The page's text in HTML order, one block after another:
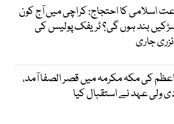
اسلامی کا احتجاج: کراچی میں آج کون
بند ہوں گی؟ ٹریفک پولیس کی
جاری
اعظم کی مکہ مکرمہ میں قصر الصفا آمد،
ولی عہد نے استقبال کیا